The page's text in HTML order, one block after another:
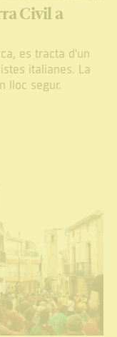
Civil a
es tracta d'un
italianes. La
lloc segur.